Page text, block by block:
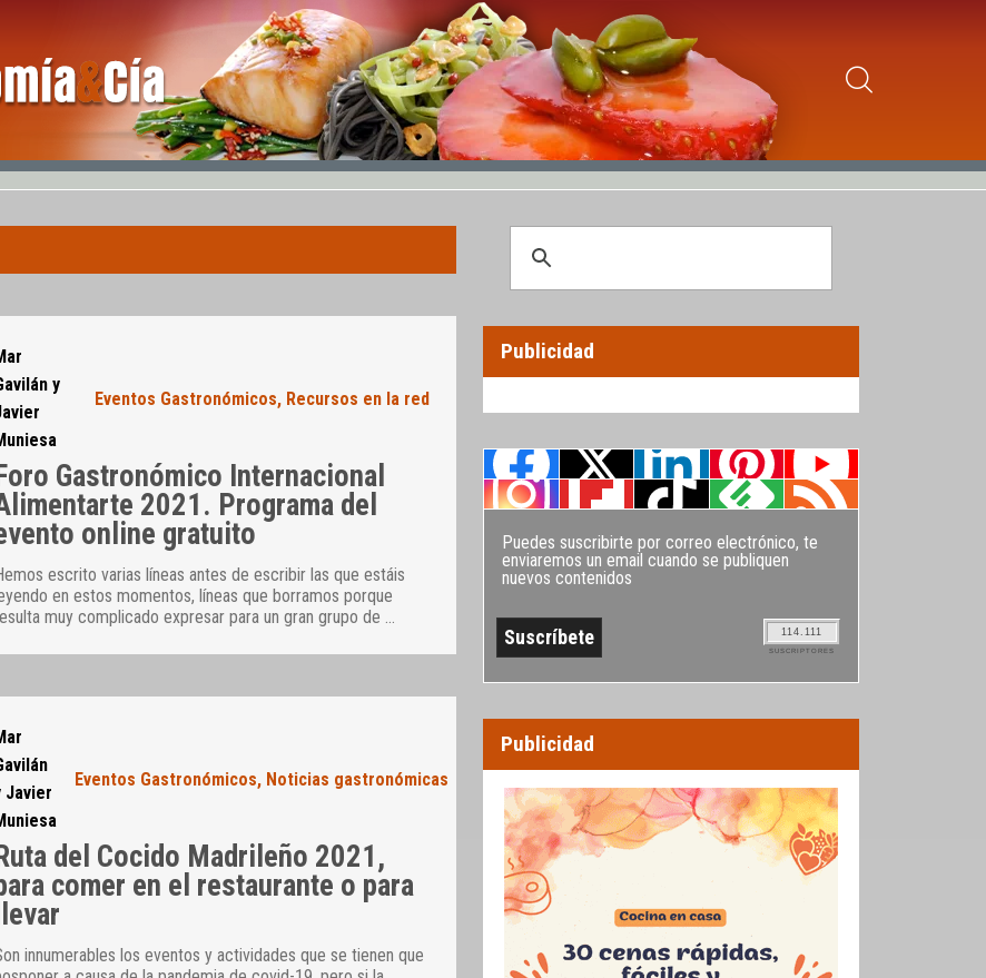
y
Eventos Gastronómicos, Recursos en la red
Gastronómico Internacional
2021. Programa del
online gratuito
escrito varias líneas antes de escribir las que estáis
en estos momentos, líneas que borramos porque
muy complicado expresar para un gran grupo de …
Javier
Eventos Gastronómicos, Noticias gastronómicas
del Cocido Madrileño 2021,
comer en el restaurante o para
innumerables los eventos y actividades que se tienen que
Publicidad
Puedes suscribirte por correo electrónico, te
enviaremos un email cuando se publiquen
nuevos contenidos
114.111
SUSCRIPTORES
Publicidad